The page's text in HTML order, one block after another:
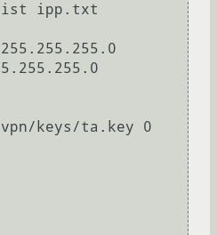
ipp.txt
keys/ta.key 0